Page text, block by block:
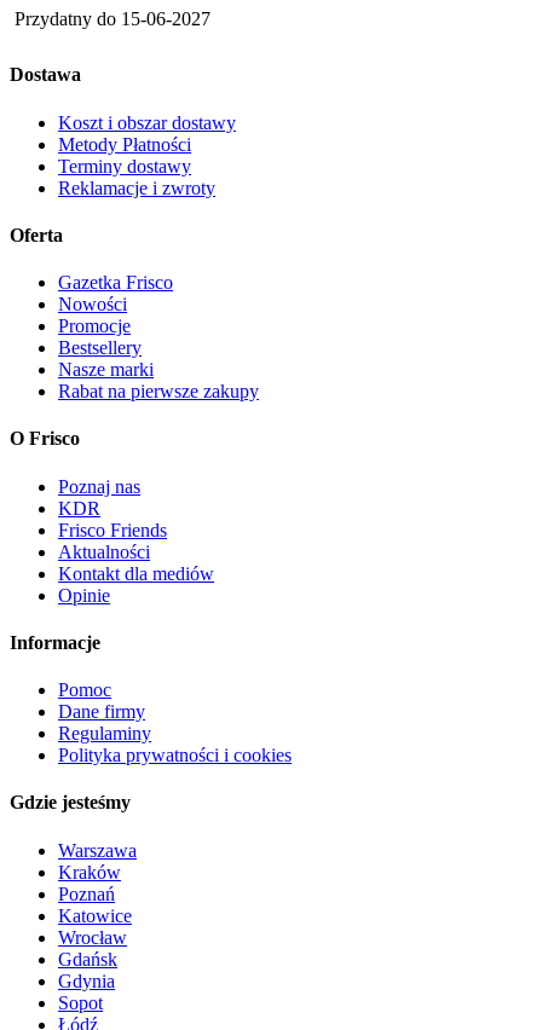
Przydatny do 15-06-2027
Dostawa
Koszt i obszar dostawy
Metody Płatności
Terminy dostawy
Reklamacje i zwroty
Oferta
Gazetka Frisco
Nowości
Promocje
Bestsellery
Nasze marki
Rabat na pierwsze zakupy
O Frisco
Poznaj nas
KDR
Frisco Friends
Aktualności
Kontakt dla mediów
Opinie
Informacje
Pomoc
Dane firmy
Regulaminy
Polityka prywatności i cookies
Gdzie jesteśmy
Warszawa
Kraków
Poznań
Katowice
Wrocław
Gdańsk
Gdynia
Sopot
Łódź